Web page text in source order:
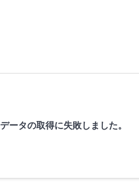
データの取得に失敗しました。